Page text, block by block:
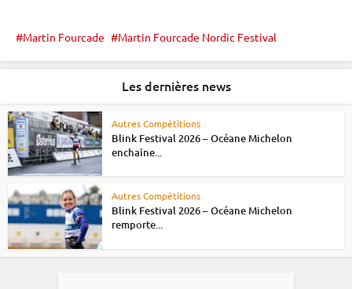
Martin Fourcade Martin Fourcade Nordic Festival
Les dernières news
Autres Compétitions
Blink Festival 2026 – Océane Michelon
enchaîne...
Autres Compétitions
Blink Festival 2026 – Océane Michelon
remporte...